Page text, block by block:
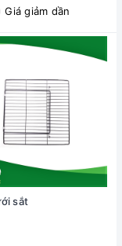
Giá giảm dần
sắt